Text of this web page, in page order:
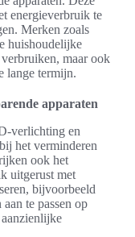
energieverbruik te
Merken zoals
huishoudelijke
maar ook
lange termijn.
apparaten
verlichting en
het verminderen
ook het
uitgerust met
bijvoorbeeld
te passen op